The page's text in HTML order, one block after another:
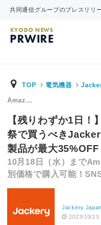
共同通信グループのプレスリリ
KYODO NEWS
PRWIRE
TOP 電気機器
Amaz…
【残りわずか1日
祭で買うべき
製品が最大35%OFF
10月18日（水）まで
別価格で購入可能！
Jackery Japan
2023/10/13